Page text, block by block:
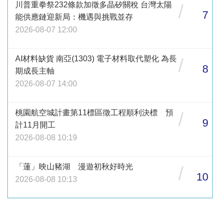
川普重拳祭232條款加徵多晶矽關稅 台灣太陽
能供應鏈迎新局：機遇與挑戰並存
2026-08-07 12:00
/ 7
AI材料缺貨 南亞(1303) 電子材料取代塑化 為長
期成長主軸
2026-08-07 14:00
/ 8
桃園航空城計畫第11標區徵工程順利決標 預
計11月開工
2026-08-08 10:19
/ 9
「蓮」映山豬湖 漫遊初秋好時光
2026-08-08 10:13
/ 10